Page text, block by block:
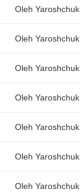
Oleh Yaroshchuk
Oleh Yaroshchuk
Oleh Yaroshchuk
Oleh Yaroshchuk
Oleh Yaroshchuk
Oleh Yaroshchuk
Oleh Yaroshchuk